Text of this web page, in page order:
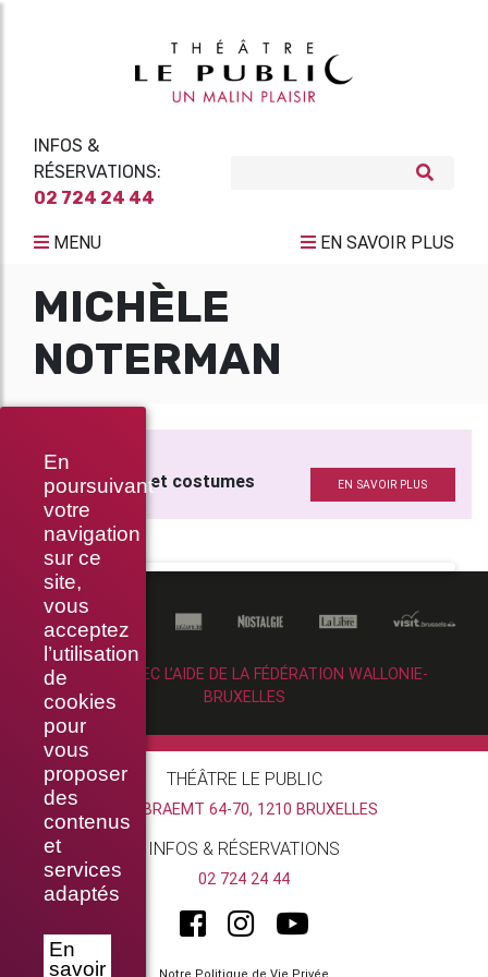
En
poursuivant
votre
navigation
sur ce
site,
vous
acceptez
l’utilisation
de
cookies
pour
vous
proposer
des
contenus
et
services
adaptés
En
savoir
INFOS &
RÉSERVATIONS:
02 724 24 44
MENU EN SAVOIR PLUS
MICHÈLE
NOTERMAN
LE LIMIER
Scénographie et costumes EN SAVOIR PLUS
RÉALISÉ AVEC L’AIDE DE LA FÉDÉRATION WALLONIE-
BRUXELLES
THÉÂTRE LE PUBLIC
RUE BRAEMT 64-70, 1210 BRUXELLES
INFOS & RÉSERVATIONS
02 724 24 44
Notre Politique de Vie Privée